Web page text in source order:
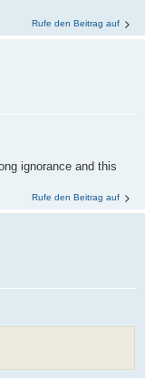
Rufe den Beitrag auf
ignorance and this
Rufe den Beitrag auf